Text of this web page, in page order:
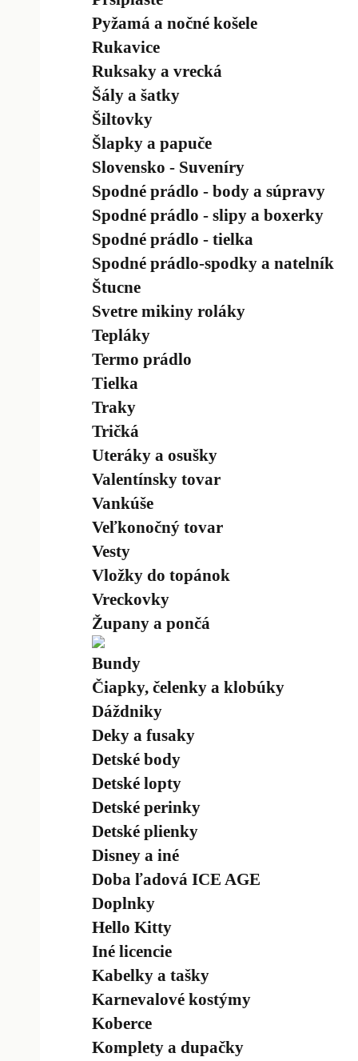
Pyžamá a nočné košele
Rukavice
Ruksaky a vrecká
Šály a šatky
Šiltovky
Šlapky a papuče
Slovensko - Suveníry
Spodné prádlo - body a súpravy
Spodné prádlo - slipy a boxerky
Spodné prádlo - tielka
Spodné prádlo-spodky a natelník
Štucne
Svetre mikiny roláky
Tepláky
Termo prádlo
Tielka
Traky
Tričká
Uteráky a osušky
Valentínsky tovar
Vankúše
Veľkonočný tovar
Vesty
Vložky do topánok
Vreckovky
Župany a pončá
Bundy
Čiapky, čelenky a klobúky
Dáždniky
Deky a fusaky
Detské body
Detské lopty
Detské perinky
Detské plienky
Disney a iné
Doba ľadová ICE AGE
Doplnky
Hello Kitty
Iné licencie
Kabelky a tašky
Karnevalové kostýmy
Koberce
Komplety a dupačky